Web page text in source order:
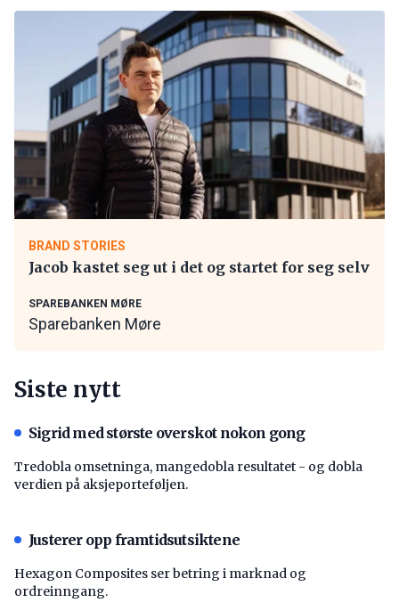
BRAND STORIES
Jacob kastet seg ut i det og startet for seg selv
SPAREBANKEN MØRE
Sparebanken Møre
Siste nytt
Sigrid med største overskot nokon gong
Tredobla omsetninga, mangedobla resultatet - og dobla
verdien på aksjeporteføljen.
Justerer opp framtidsutsiktene
Hexagon Composites ser betring i marknad og
ordreinngang.